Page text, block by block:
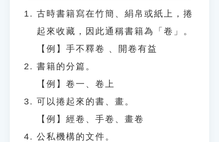
古時書籍寫在竹簡、絹帛或紙上，捲
起來收藏，因此通稱書籍為「卷」。
【例】手不釋卷 、開卷有益
書籍的分篇。
【例】卷一、卷上
可以捲起來的書、畫。
【例】經卷、手卷、畫卷
公私機構的文件。